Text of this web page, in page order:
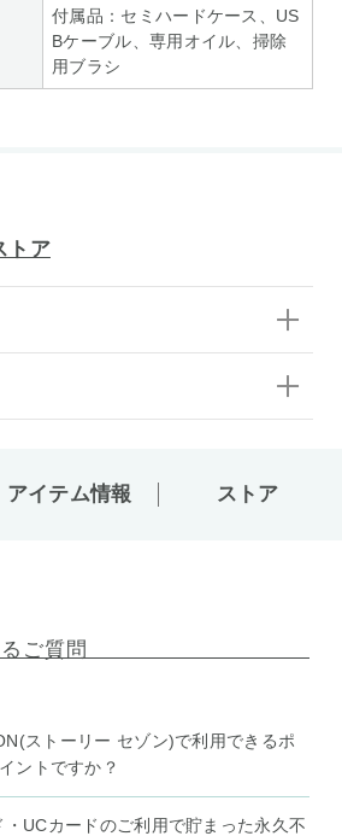
付属品：セミハードケース、US
Bケーブル、専用オイル、掃除
用ブラシ
トア
アイテム情報 ストア
ご質問
ストーリー セゾン)で利用できるポ
ントですか？
・UCカードのご利用で貯まった永久不